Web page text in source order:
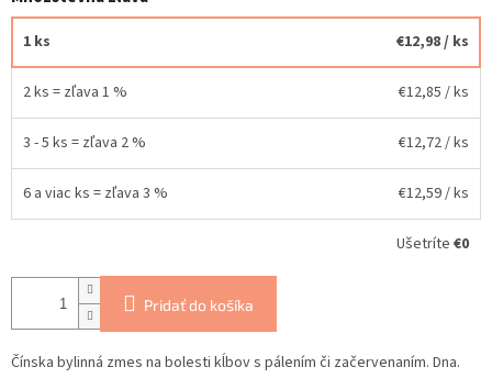
1 ks €12,98/ ks
2 ks = zľava 1 % €12,85 / ks
3 - 5 ks = zľava 2 % €12,72/ ks
6 a viac ks = zľava 3 % €12,59/ ks
Ušetríte €0
Pridať do košíka
Čínska bylinná zmes na bolesti kĺbov s pálením či začervenaním. Dna.